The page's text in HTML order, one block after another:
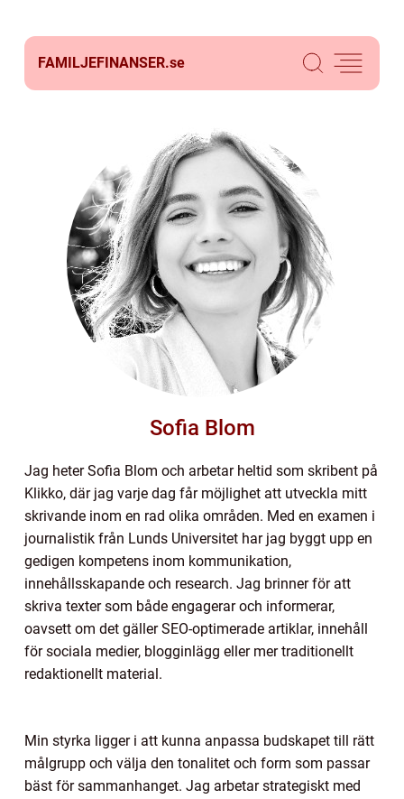
FAMILJEFINANSER.se
Sofia Blom
Jag heter Sofia Blom och arbetar heltid som skribent på
Klikko, där jag varje dag får möjlighet att utveckla mitt
skrivande inom en rad olika områden. Med en examen i
journalistik från Lunds Universitet har jag byggt upp en
gedigen kompetens inom kommunikation,
innehållsskapande och research. Jag brinner för att
skriva texter som både engagerar och informerar,
oavsett om det gäller SEO-optimerade artiklar, innehåll
för sociala medier, blogginlägg eller mer traditionellt
redaktionellt material.
Min styrka ligger i att kunna anpassa budskapet till rätt
målgrupp och välja den tonalitet och form som passar
bäst för sammanhanget. Jag arbetar strategiskt med